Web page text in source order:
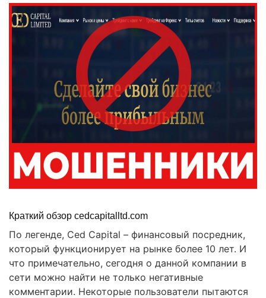
Краткий обзор cedcapitalltd.com
По легенде, Ced Capital – финансовый посредник,
который функционирует на рынке более 10 лет. И
что примечательно, сегодня о данной компании в
сети можно найти не только негативные
комментарии. Некоторые пользователи пытаются